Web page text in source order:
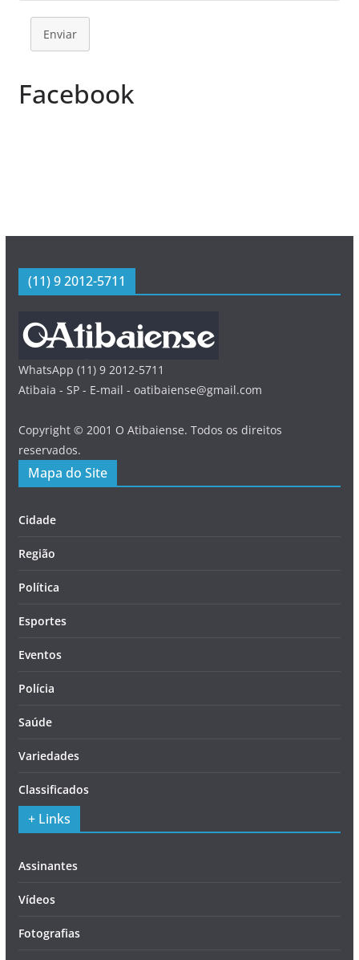
Enviar
Facebook
(11) 9 2012-5711
WhatsApp (11) 9 2012-5711
Atibaia - SP - E-mail - oatibaiense@gmail.com
Copyright © 2001 O Atibaiense. Todos os direitos
reservados.
Mapa do Site
Cidade
Região
Política
Esportes
Eventos
Polícia
Saúde
Variedades
Classificados
+ Links
Assinantes
Vídeos
Fotografias